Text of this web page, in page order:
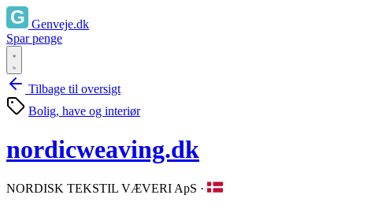
Genveje.dk
Spar penge
Tilbage til oversigt
Bolig, have og interiør
nordicweaving.dk
NORDISK TEKSTIL VÆVERI ApS ·